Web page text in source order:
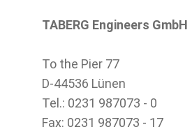
TABERG Engineers GmbH
To the Pier 77
D-44536 Lünen
Tel.: 0231 987073 - 0
Fax: 0231 987073 - 17